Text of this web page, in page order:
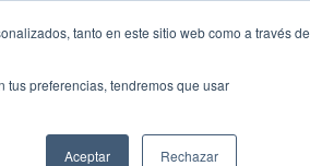
tanto en este sitio web como a través de
tus preferencias, tendremos que usar
Aceptar Rechazar
CONTACTO
RECURSOS
CONTACTO